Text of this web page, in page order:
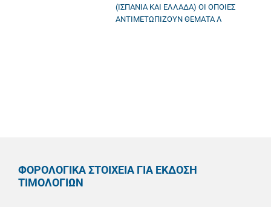
(ΙΣΠΑΝΙΑ ΚΑΙ ΕΛΛΑΔΑ) ΟΙ ΟΠΟΙΕΣ
ΑΝΤΙΜΕΤΩΠΙΖΟΥΝ ΘΕΜΑΤΑ Λ
ΦΟΡΟΛΟΓΙΚΑ ΣΤΟΙΧΕΙΑ ΓΙΑ ΕΚΔΟΣΗ
ΤΙΜΟΛΟΓΙΩΝ